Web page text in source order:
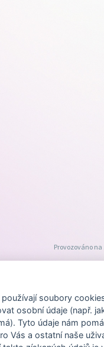
Provozováno
soubory
osobní údaje (např.
Tyto údaje nám
Vás a ostatní naše